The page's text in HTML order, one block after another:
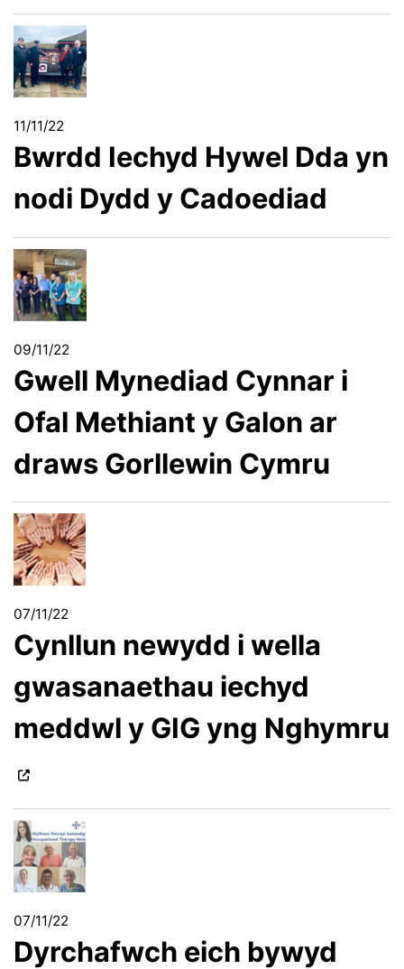
11/11/22
Bwrdd Iechyd Hywel Dda yn
nodi Dydd y Cadoediad
09/11/22
Gwell Mynediad Cynnar i
Ofal Methiant y Galon ar
draws Gorllewin Cymru
07/11/22
Cynllun newydd i wella
gwasanaethau iechyd
meddwl y GIG yng Nghymru
07/11/22
Dyrchafwch eich bywyd